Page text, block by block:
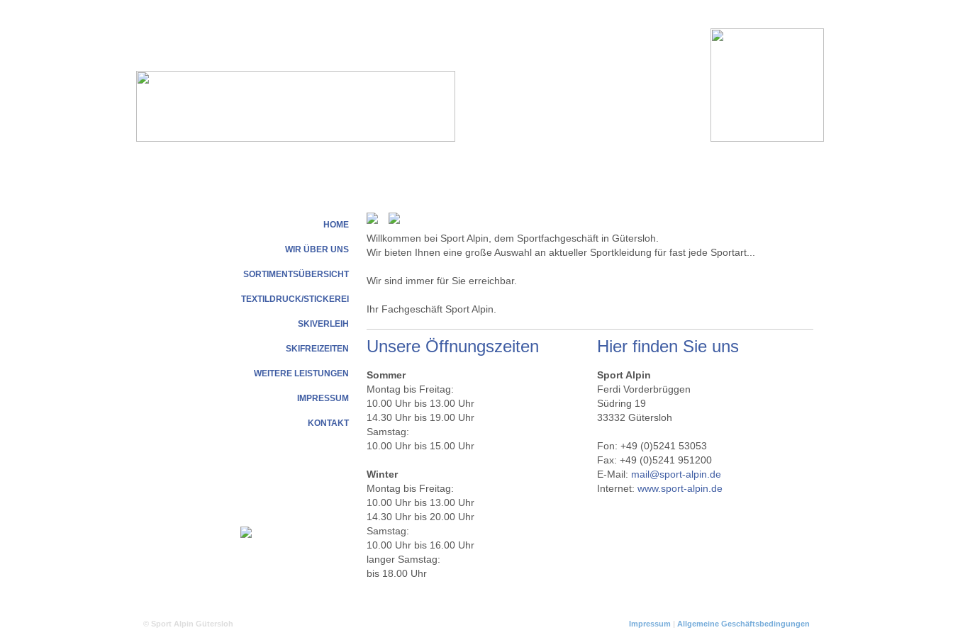
HOME
WIR ÜBER UNS
SORTIMENTSÜBERSICHT
TEXTILDRUCK/STICKEREI
SKIVERLEIH
SKIFREIZEITEN
WEITERE LEISTUNGEN
IMPRESSUM
KONTAKT
Willkommen bei Sport Alpin, dem Sportfachgeschäft in Gütersloh.
Wir bieten Ihnen eine große Auswahl an aktueller Sportkleidung für fast jede Sportart...
Wir sind immer für Sie erreichbar.
Ihr Fachgeschäft Sport Alpin.
Unsere Öffnungszeiten
Sommer
Montag bis Freitag:
10.00 Uhr bis 13.00 Uhr
14.30 Uhr bis 19.00 Uhr
Samstag:
10.00 Uhr bis 15.00 Uhr
Winter
Montag bis Freitag:
10.00 Uhr bis 13.00 Uhr
14.30 Uhr bis 20.00 Uhr
Samstag:
10.00 Uhr bis 16.00 Uhr
langer Samstag:
bis 18.00 Uhr
Hier finden Sie uns
Sport Alpin
Ferdi Vorderbrüggen
Südring 19
33332 Gütersloh
Fon: +49 (0)5241 53053
Fax: +49 (0)5241 951200
E-Mail: mail@sport-alpin.de
Internet: www.sport-alpin.de
© Sport Alpin Gütersloh Impressum | Allgemeine Geschäftsbedingungen